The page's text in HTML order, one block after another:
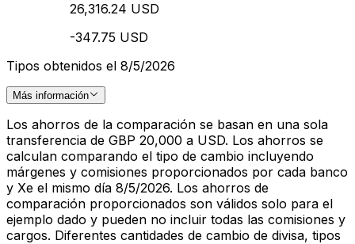
26,316.24 USD
-347.75 USD
Tipos obtenidos el 8/5/2026
Más información
Los ahorros de la comparación se basan en una sola
transferencia de GBP 20,000 a USD. Los ahorros se
calculan comparando el tipo de cambio incluyendo
márgenes y comisiones proporcionados por cada banco
y Xe el mismo día 8/5/2026. Los ahorros de
comparación proporcionados son válidos solo para el
ejemplo dado y pueden no incluir todas las comisiones y
cargos. Diferentes cantidades de cambio de divisa, tipos